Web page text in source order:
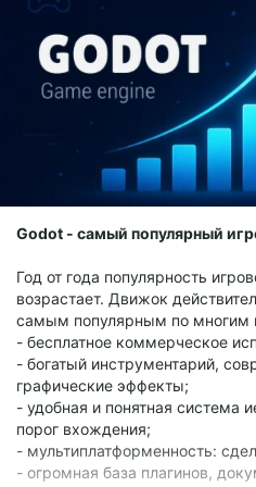
Godot - самый популярный
Год от года популярность
возрастает. Движок
самым популярным по многим
- бесплатное коммерческое
- богатый инструментарий,
графические эффекты;
- удобная и понятная система
порог вхождения;
- мультиплатформенность:
- огромная база плагинов,